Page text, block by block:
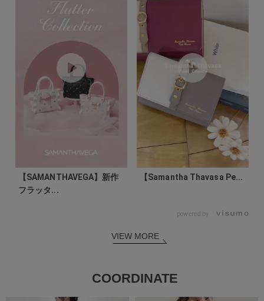
【SAMANTHAVEGA】新作
フラッタ...
【Samantha Thavasa Pe...
powered by
VIEW MORE
COORDINATE